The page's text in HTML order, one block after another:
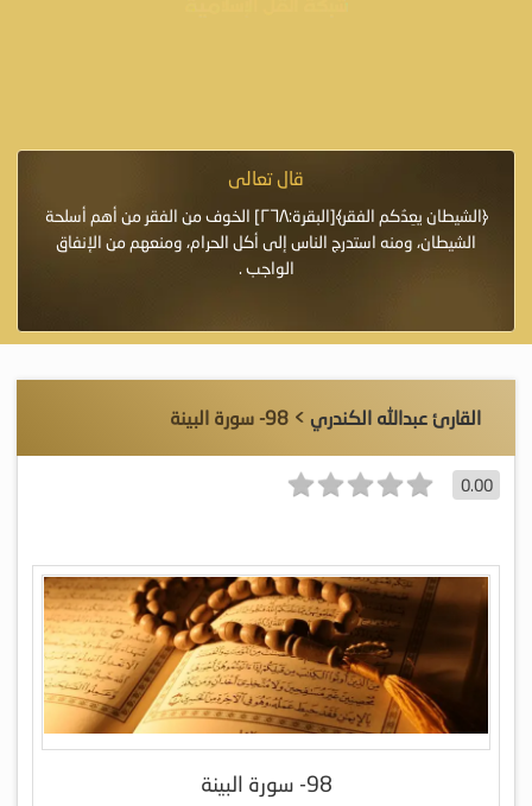
قال تعالى
﴿الشيطان يعِدُكم الفقر﴾[البقرة:٢٦٨] الخوف من الفقر من أهم أسلحة
الشيطان، ومنه استدرج الناس إلى أكل الحرام، ومنعهم من الإنفاق
الواجب .
القارئ عبدالله الكندري > 98- سورة البينة
0.00
98- سورة البينة